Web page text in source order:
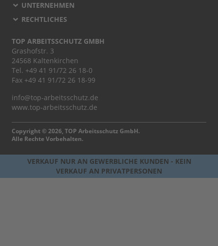
UNTERNEHMEN
RECHTLICHES
TOP ARBEITSSCHUTZ GMBH
Grashofstr. 3
24568 Kaltenkirchen
Tel. +49 41 91/72 26 18-0
Fax +49 41 91/72 26 18-99
info@top-arbeitsschutz.de
www.top-arbeitsschutz.de
Copyright © 2026, TOP Arbeitsschutz GmbH.
Alle Rechte Vorbehalten.
VERKAUF NUR AN GEWERBLICHE KUNDEN - KEIN
VERKAUF AN PRIVATPERSONEN